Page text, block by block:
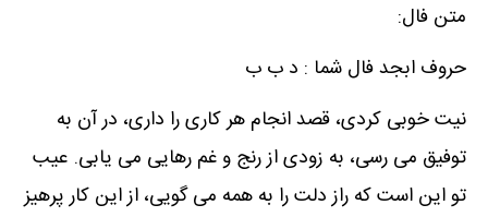
متن فال:
حروف ابجد فال شما : د ب ب
نیت خوبی کردی، قصد انجام هر کاری را داری، در آن به
توفیق می رسی، به زودی از رنج و غم رهایی می یابی. عیب
تو این است که راز دلت را به همه می گویی، از این کار پرهیز